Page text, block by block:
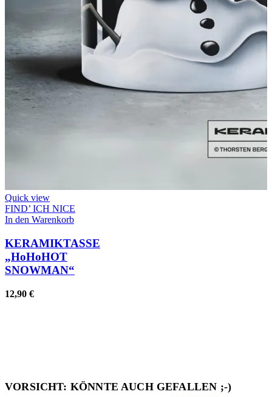
Quick view
FIND’ ICH NICE
In den Warenkorb
KERAMIKTASSE
„HoHoHOT
SNOWMAN“
12,90 €
VORSICHT: KÖNNTE AUCH GEFALLEN ;-)